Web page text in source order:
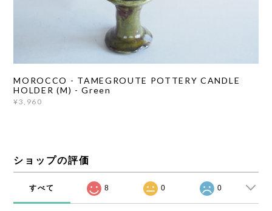
MOROCCO - TAMEGROUTE POTTERY CANDLE
HOLDER (M) - Green
¥3,960
ショップの評価
すべて 8 0 0